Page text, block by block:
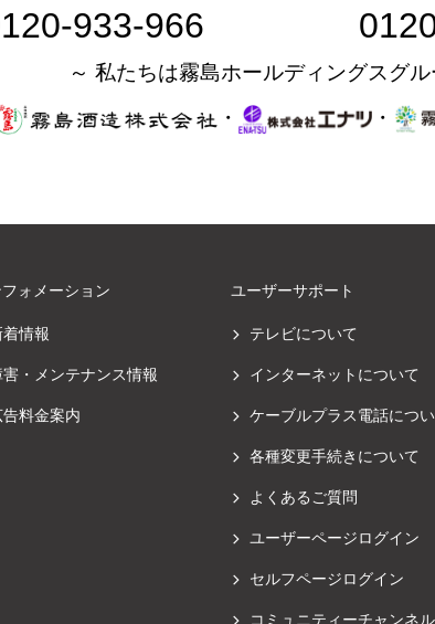
933-966
～ 私たちは霧島ホールディングスグ
・
・
ォメーション
着情報
害・メンテナンス情報
告料金案内
ユーザーサポート
テレビについて
インターネットについて
ケーブルプラス電話につ
各種変更手続きについて
よくあるご質問
ユーザーページログイン
セルフページログイン
コミュニティーチャンネル